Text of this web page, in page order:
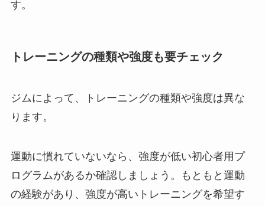
す。
トレーニングの種類や強度も要チェック
ジムによって、トレーニングの種類や強度は異な
ります。
運動に慣れていないなら、強度が低い初心者用プ
ログラムがあるか確認しましょう。もともと運動
の経験があり、強度が高いトレーニングを希望す